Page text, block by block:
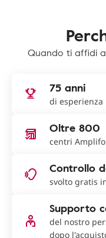
Quando ti affidi
75 anni
di esperienza
Oltre 800
centri
Controllo
svolto gratis
Supporto
del nostro
dopo